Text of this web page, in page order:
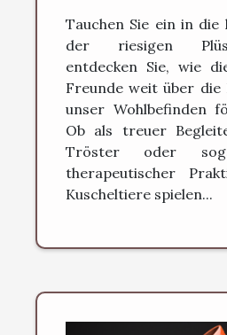
Altersgruppen
Tauchen Sie ein in die
der riesigen
entdecken Sie, wie
Freunde weit über die
unser Wohlbefinden
Ob als treuer
Tröster oder
therapeutischer
Kuscheltiere spielen...